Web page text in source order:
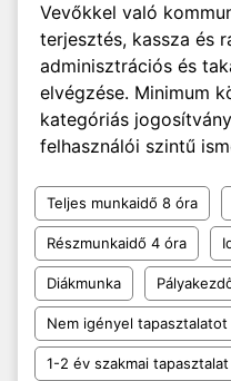
Vevőkkel való
terjesztés, kassza és
adminisztrációs és
elvégzése. Minimum
kategóriás
felhasználói szintű
Teljes munkaidő 8 óra
Részmunkaidő 4 óra
Diákmunka
Nem igényel tapasztalatot
1-2 év szakmai tapasztalat